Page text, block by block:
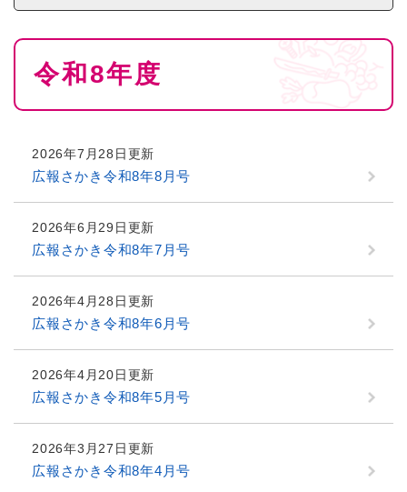
本
令和8年度
2026年7月28日更新
広報さかき令和8年8月号
2026年6月29日更新
広報さかき令和8年7月号
2026年4月28日更新
広報さかき令和8年6月号
2026年4月20日更新
広報さかき令和8年5月号
2026年3月27日更新
広報さかき令和8年4月号